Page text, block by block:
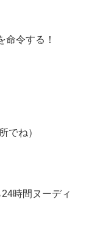
命令する！
でね）
時間ヌーディ